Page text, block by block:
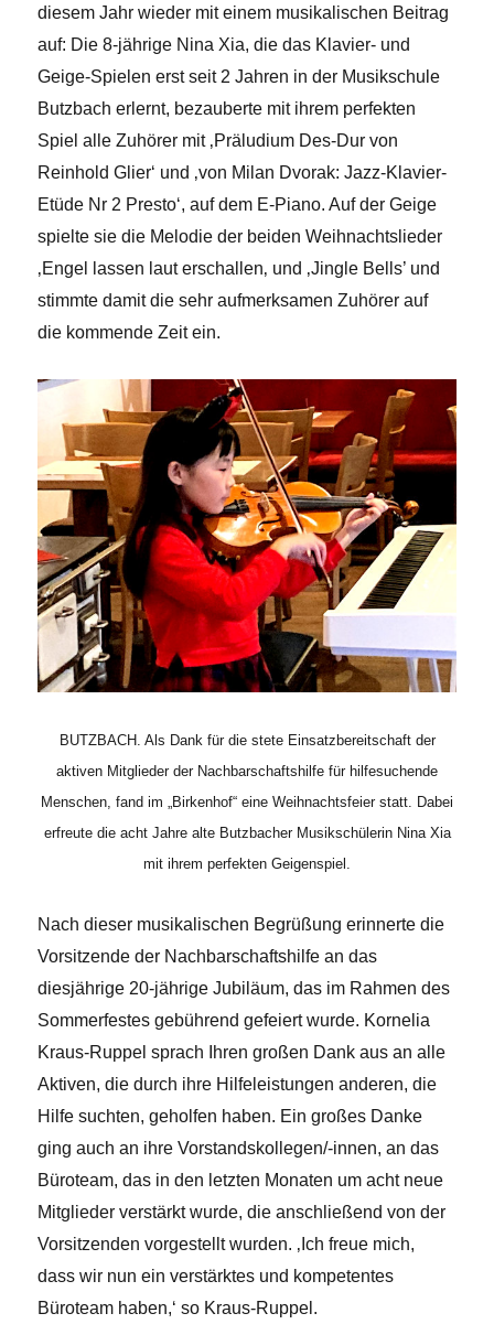
diesem Jahr wieder mit einem musikalischen Beitrag
auf: Die 8-jährige Nina Xia, die das Klavier- und
Geige-Spielen erst seit 2 Jahren in der Musikschule
Butzbach erlernt, bezauberte mit ihrem perfekten
Spiel alle Zuhörer mit ‚Präludium Des-Dur von
Reinhold Glier‘ und ‚von Milan Dvorak: Jazz-Klavier-
Etüde Nr 2 Presto‘, auf dem E-Piano.Auf der Geige
spielte sie die Melodie der beiden Weihnachtslieder
‚Engel lassen laut erschallen‚ und ‚Jingle Bells’ und
stimmte damit die sehr aufmerksamen Zuhörer auf
die kommende Zeit ein.
BUTZBACH. Als Dank für die stete Einsatzbereitschaft der
aktiven Mitglieder der Nachbarschaftshilfe für hilfesuchende
Menschen, fand im „Birkenhof“ eine Weihnachtsfeier statt. Dabei
erfreute die acht Jahre alte Butzbacher Musikschülerin Nina Xia
mit ihrem perfekten Geigenspiel.
Nach dieser musikalischen Begrüßung erinnerte die
Vorsitzende der Nachbarschaftshilfe an das
diesjährige 20-jährige Jubiläum, das im Rahmen des
Sommerfestes gebührend gefeiert wurde. Kornelia
Kraus-Ruppel sprach Ihren großen Dank aus an alle
Aktiven, die durch ihre Hilfeleistungen anderen, die
Hilfe suchten, geholfen haben. Ein großes Danke
ging auch an ihre Vorstandskollegen/-innen, an das
Büroteam, das in den letzten Monaten um acht neue
Mitglieder verstärkt wurde, die anschließend von der
Vorsitzenden vorgestellt wurden. ‚Ich freue mich,
dass wir nun ein verstärktes und kompetentes
Büroteam haben,‘ so Kraus-Ruppel.